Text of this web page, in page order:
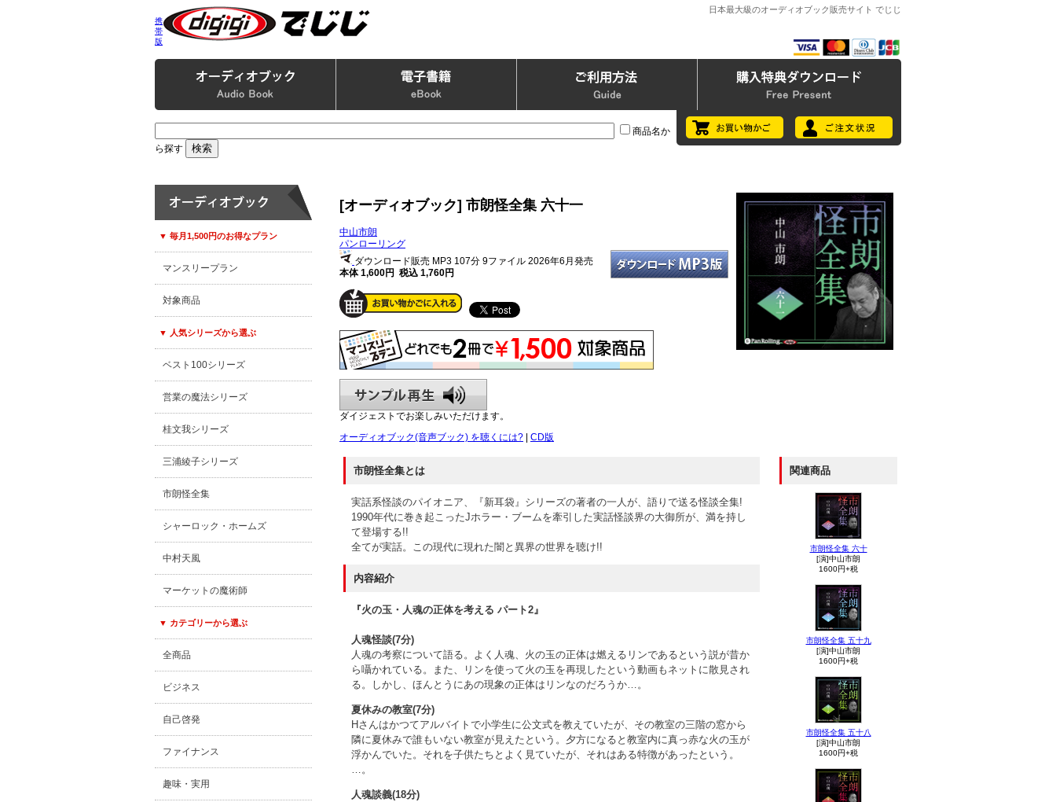
携
帯
版
日本最大級のオーディオブック販売サイト でじじ
商品名か
ら探す
▼ 毎月1,500円のお得なプラン
マンスリープラン
対象商品
▼ 人気シリーズから選ぶ
ベスト100シリーズ
営業の魔法シリーズ
桂文我シリーズ
三浦綾子シリーズ
市朗怪全集
シャーロック・ホームズ
中村天風
マーケットの魔術師
▼ カテゴリーから選ぶ
全商品
ビジネス
自己啓発
ファイナンス
趣味・実用
[オーディオブック] 市朗怪全集 六十一
中山市朗
パンローリング
ダウンロード販売 MP3 107分 9ファイル 2026年6月発売
本体 1,600円 税込 1,760円
ダイジェストでお楽しみいただけます。
オーディオブック(音声ブック) を聴くには? | CD版
市朗怪全集とは
実話系怪談のパイオニア、『新耳袋』シリーズの著者の一人が、語りで送る怪談全集!
1990年代に巻き起こったJホラー・ブームを牽引した実話怪談界の大御所が、満を持し
て登場する!!
全てが実話。この現代に現れた闇と異界の世界を聴け!!
内容紹介
『火の玉・人魂の正体を考える パート2』
人魂怪談(7分)
人魂の考察について語る。よく人魂、火の玉の正体は燃えるリンであるという説が昔か
ら囁かれている。また、リンを使って火の玉を再現したという動画もネットに散見され
る。しかし、ほんとうにあの現象の正体はリンなのだろうか…。
夏休みの教室(7分)
Hさんはかつてアルバイトで小学生に公文式を教えていたが、その教室の三階の窓から
隣に夏休みで誰もいない教室が見えたという。夕方になると教室内に真っ赤な火の玉が
浮かんでいた。それを子供たちとよく見ていたが、それはある特徴があったという。
…。
人魂談義(18分)
関連商品
市朗怪全集 六十
[演]中山市朗
1600円+税
市朗怪全集 五十九
[演]中山市朗
1600円+税
市朗怪全集 五十八
[演]中山市朗
1600円+税